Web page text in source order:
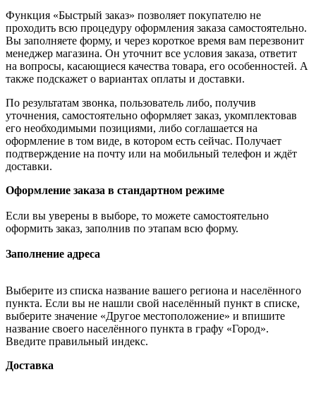
Функция «Быстрый заказ» позволяет покупателю не
проходить всю процедуру оформления заказа самостоятельно.
Вы заполняете форму, и через короткое время вам перезвонит
менеджер магазина. Он уточнит все условия заказа, ответит
на вопросы, касающиеся качества товара, его особенностей. А
также подскажет о вариантах оплаты и доставки.
По результатам звонка, пользователь либо, получив
уточнения, самостоятельно оформляет заказ, укомплектовав
его необходимыми позициями, либо соглашается на
оформление в том виде, в котором есть сейчас. Получает
подтверждение на почту или на мобильный телефон и ждёт
доставки.
Оформление заказа в стандартном режиме
Если вы уверены в выборе, то можете самостоятельно
оформить заказ, заполнив по этапам всю форму.
Заполнение адреса
Выберите из списка название вашего региона и населённого
пункта. Если вы не нашли свой населённый пункт в списке,
выберите значение «Другое местоположение» и впишите
название своего населённого пункта в графу «Город».
Введите правильный индекс.
Доставка